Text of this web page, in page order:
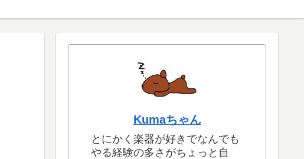
Kumaちゃん
とにかく楽器が好きでなんでも
やる経験の多さがちょっと自